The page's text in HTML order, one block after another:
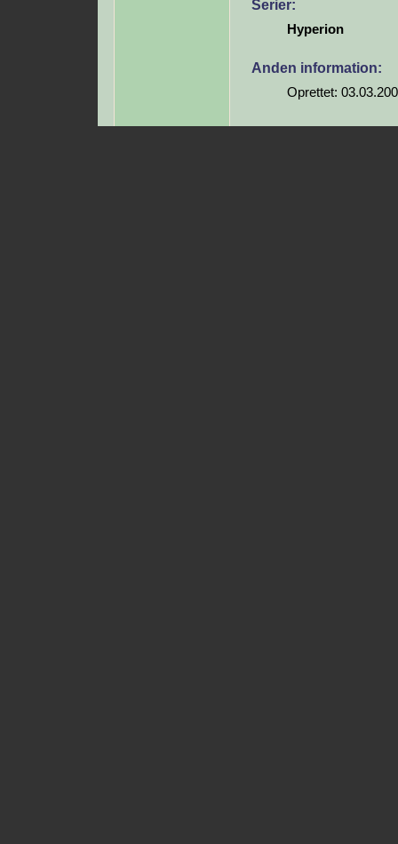
Serier:
Hyperion
Anden information:
Oprettet: